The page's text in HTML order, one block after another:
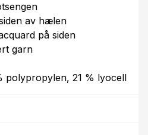
av hælen
på siden
garn
polypropylen, 21 % lyocell